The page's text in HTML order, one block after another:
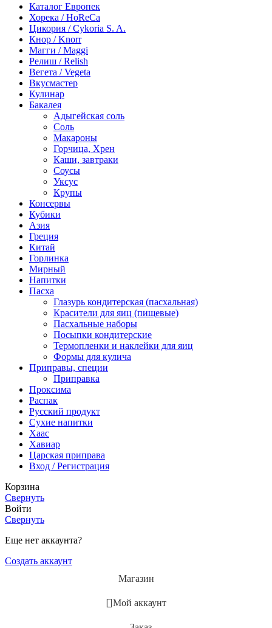
Каталог Европек
Хорека / HoReCa
Цикория / Cykoria S. A.
Кнор / Knorr
Магги / Maggi
Релиш / Relish
Вегета / Vegeta
Вкусмастер
Кулинар
Бакалея
Адыгейская соль
Соль
Макароны
Горчица, Хрен
Каши, завтраки
Соусы
Уксус
Крупы
Консервы
Кубики
Азия
Греция
Китай
Горлинка
Мирный
Напитки
Пасха
Глазурь кондитерская (пасхальная)
Красители для яиц (пищевые)
Пасхальные наборы
Посыпки кондитерские
Термопленки и наклейки для яиц
Формы для кулича
Приправы, специи
Приправка
Проксима
Распак
Русский продукт
Сухие напитки
Хаас
Хавиар
Царская приправа
Вход / Регистрация
Корзина
Свернуть
Войти
Свернуть
Еще нет аккаунта?
Создать аккаунт
Магазин
Мой аккаунт